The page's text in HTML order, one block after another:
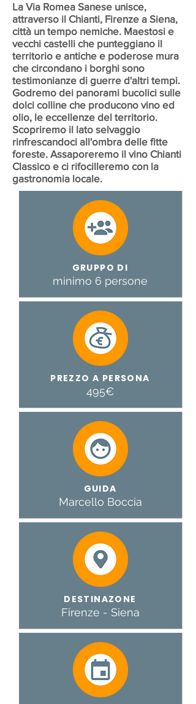
La Via Romea Sanese unisce,
attraverso il Chianti, Firenze a Siena,
città un tempo nemiche. Maestosi e
vecchi castelli che punteggiano il
territorio e antiche e poderose mura
che circondano i borghi sono
testimonianze di guerre d'altri tempi.
Godremo dei panorami bucolici sulle
dolci colline che producono vino ed
olio, le eccellenze del territorio.
Scopriremo il lato selvaggio
rinfrescandoci all'ombra delle fitte
foreste. Assaporeremo il vino Chianti
Classico e ci rifocilleremo con la
gastronomia locale.
GRUPPO DI
minimo 6 persone
PREZZO A PERSONA
495€
GUIDA
Marcello Boccia
DESTINAZONE
Firenze - Siena